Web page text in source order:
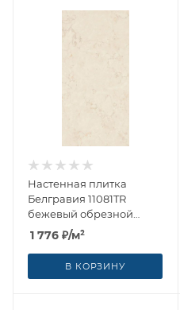
Настенная плитка
Белгравия 11081TR
бежевый обрезной
(10,5мм) 30x60 от Kerama
Marazzi (Россия)
1 776 ₽/м²
В КОРЗИНУ